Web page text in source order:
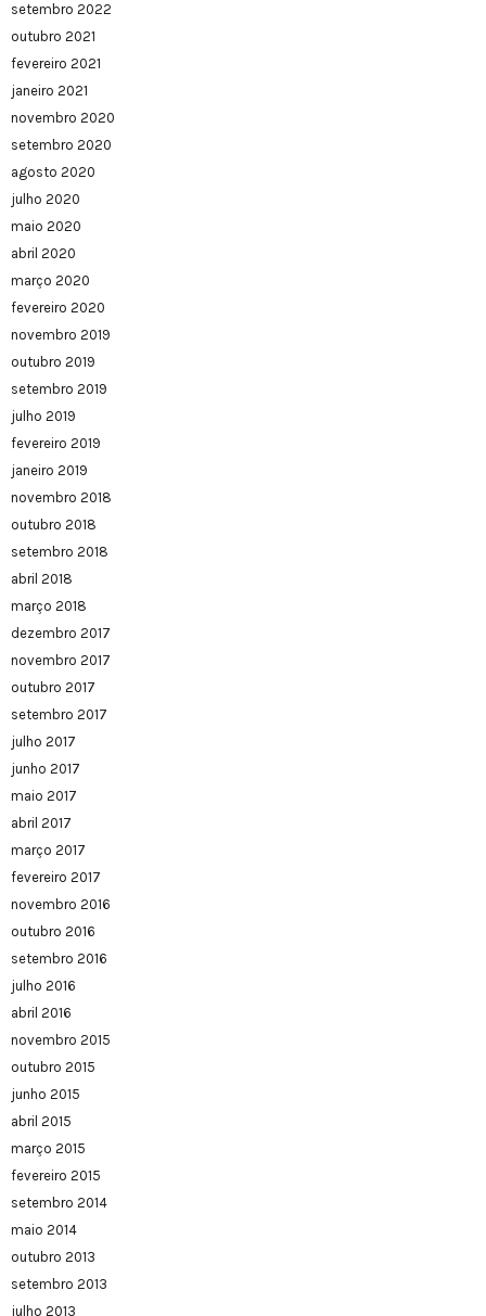
setembro 2022
outubro 2021
fevereiro 2021
janeiro 2021
novembro 2020
setembro 2020
agosto 2020
julho 2020
maio 2020
abril 2020
março 2020
fevereiro 2020
novembro 2019
outubro 2019
setembro 2019
julho 2019
fevereiro 2019
janeiro 2019
novembro 2018
outubro 2018
setembro 2018
abril 2018
março 2018
dezembro 2017
novembro 2017
outubro 2017
setembro 2017
julho 2017
junho 2017
maio 2017
abril 2017
março 2017
fevereiro 2017
novembro 2016
outubro 2016
setembro 2016
julho 2016
abril 2016
novembro 2015
outubro 2015
junho 2015
abril 2015
março 2015
fevereiro 2015
setembro 2014
maio 2014
outubro 2013
setembro 2013
julho 2013